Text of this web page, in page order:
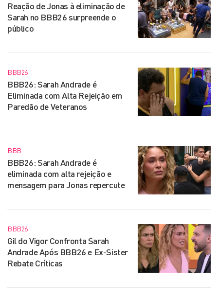
Reação de Jonas à eliminação de
Sarah no BBB26 surpreende o
público
BBB26
BBB26: Sarah Andrade é
Eliminada com Alta Rejeição em
Paredão de Veteranos
BBB
BBB26: Sarah Andrade é
eliminada com alta rejeição e
mensagem para Jonas repercute
BBB26
Gil do Vigor Confronta Sarah
Andrade Após BBB26 e Ex-Sister
Rebate Críticas